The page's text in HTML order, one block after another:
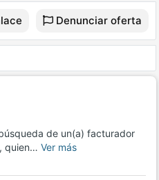
Denunciar oferta
de un(a) facturador
quien… Ver más